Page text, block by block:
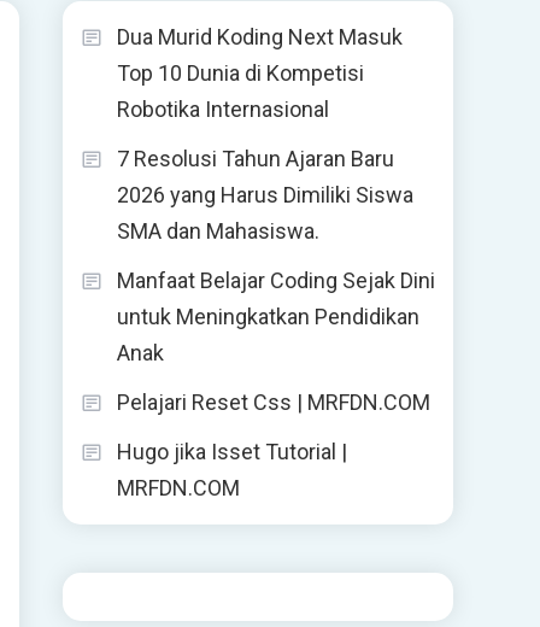
Dua Murid Koding Next Masuk
Top 10 Dunia di Kompetisi
Robotika Internasional
7 Resolusi Tahun Ajaran Baru
2026 yang Harus Dimiliki Siswa
SMA dan Mahasiswa.
Manfaat Belajar Coding Sejak Dini
untuk Meningkatkan Pendidikan
Anak
Pelajari Reset Css | MRFDN.COM
Hugo jika Isset Tutorial |
MRFDN.COM